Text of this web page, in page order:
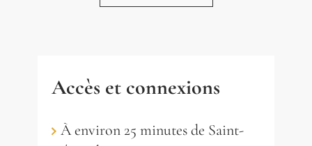
Accès et connexions
À environ 25 minutes de Saint-